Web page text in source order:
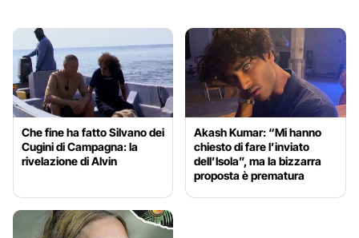
Che fine ha fatto Silvano dei
Cugini di Campagna: la
rivelazione di Alvin
Akash Kumar: “Mi hanno
chiesto di fare l’inviato
dell’Isola”, ma la bizzarra
proposta è prematura